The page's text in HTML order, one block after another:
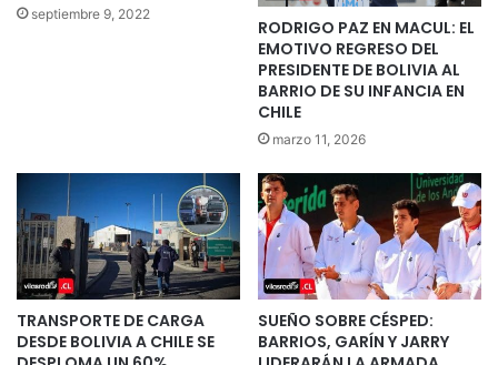
septiembre 9, 2022
RODRIGO PAZ EN MACUL: EL
EMOTIVO REGRESO DEL
PRESIDENTE DE BOLIVIA AL
BARRIO DE SU INFANCIA EN
CHILE
marzo 11, 2026
TRANSPORTE DE CARGA
DESDE BOLIVIA A CHILE SE
SUEÑO SOBRE CÉSPED:
BARRIOS, GARÍN Y JARRY